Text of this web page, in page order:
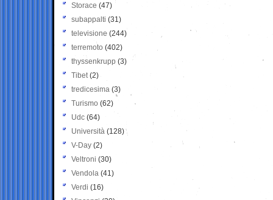
Storace (47)
subappalti (31)
televisione(244)
terremoto (402)
thyssenkrupp (3)
Tibet(2)
tredicesima (3)
Turismo (62)
Udc (64)
Università (128)
V-Day (2)
Veltroni (30)
Vendola (41)
Verdi (16)